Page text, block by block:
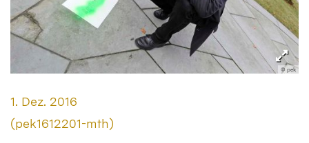
© pek
Datum:
1. Dez. 2016
Von:
(pek1612201-mth)